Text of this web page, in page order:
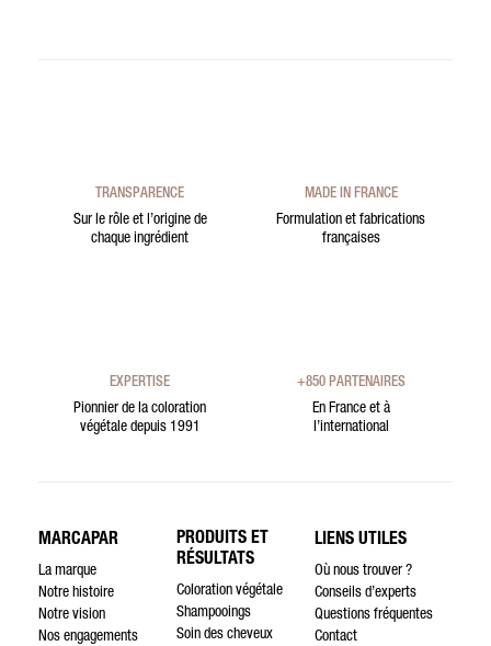
TRANSPARENCE
Sur le rôle et l’origine de
chaque ingrédient
MADE IN FRANCE
Formulation et fabrications
françaises
EXPERTISE
Pionnier de la coloration
végétale depuis 1991
+850 PARTENAIRES
En France et à
l’international
MARCAPAR
La marque
Notre histoire
Notre vision
Nos engagements
PRODUITS ET
RÉSULTATS
Coloration végétale
Shampooings
Soin des cheveux
LIENS UTILES
Où nous trouver ?
Conseils d’experts
Questions fréquentes
Contact